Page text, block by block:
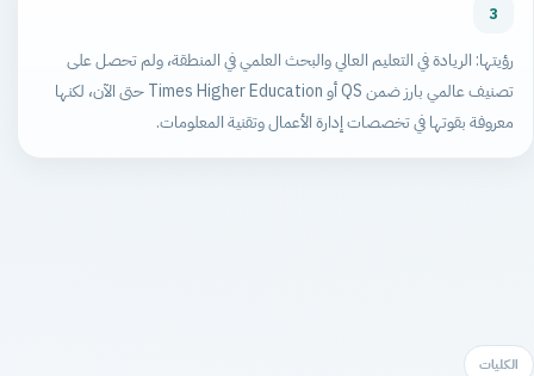
3
رؤيتها: الريادة في التعليم العالي والبحث العلمي في المنطقة، ولم تحصل على
تصنيف عالمي بارز ضمن QS أو Times Higher Education حتى الآن، لكنها
معروفة بقوتها في تخصصات إدارة الأعمال وتقنية المعلومات.
الكليات